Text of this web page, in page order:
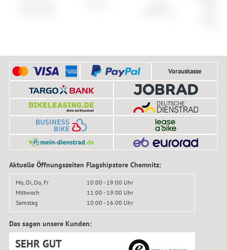
Vorauskasse
Aktuelle Öffnungszeiten Flagshipstore Chemnitz:
Mo, Di, Do, Fr
10:00 - 19:00 Uhr
Mittwoch
11:00 - 19:00 Uhr
Samstag
10:00 - 16:00 Uhr
Das sagen unsere Kunden:
SEHR GUT